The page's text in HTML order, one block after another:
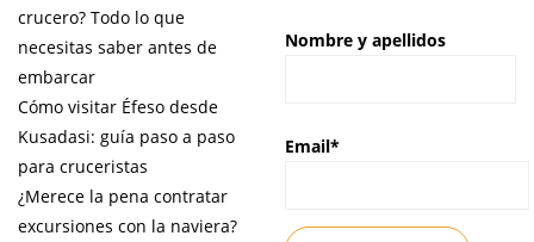
crucero? Todo lo que
necesitas saber antes de
embarcar
Cómo visitar Éfeso desde
Kusadasi: guía paso a paso
para cruceristas
¿Merece la pena contratar
excursiones con la naviera?
Nombre y apellidos
Email*